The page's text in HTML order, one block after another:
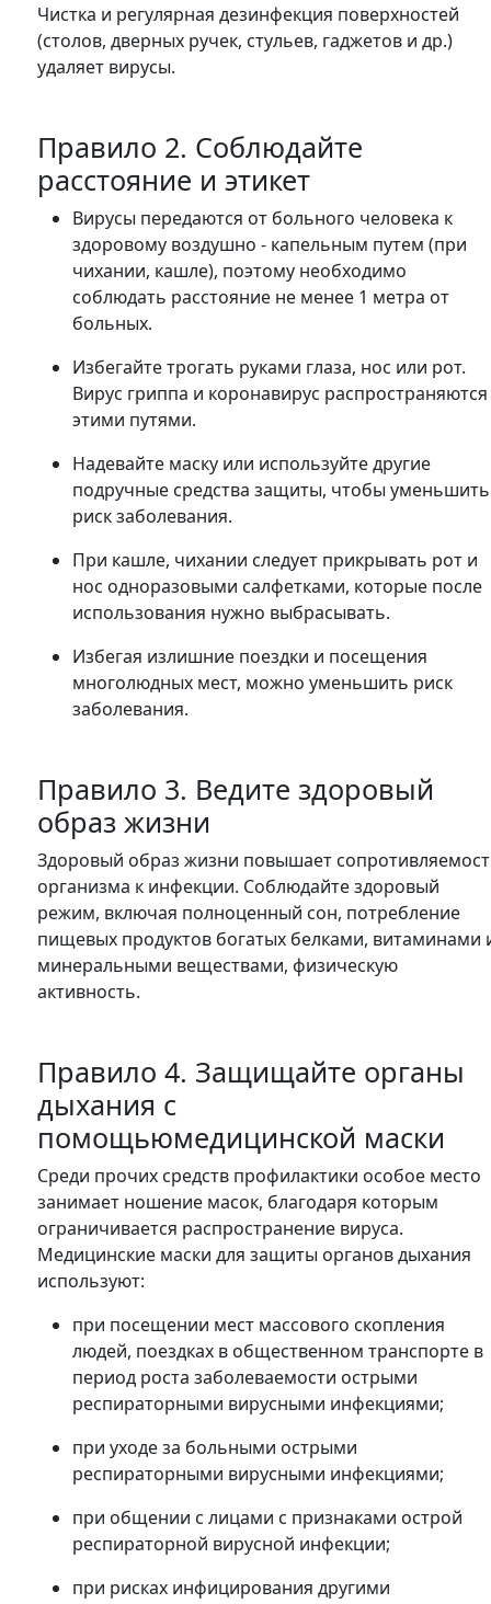
Чистка и регулярная дезинфекция поверхностей
(столов, дверных ручек, стульев, гаджетов и др.)
удаляет вирусы.
Правило 2. Соблюдайте
расстояние и этикет
Вирусы передаются от больного человека к
здоровому воздушно - капельным путем (при
чихании, кашле), поэтому необходимо
соблюдать расстояние не менее 1 метра от
больных.
Избегайте трогать руками глаза, нос или рот.
Вирус гриппа и коронавирус распространяются
этими путями.
Надевайте маску или используйте другие
подручные средства защиты, чтобы уменьшить
риск заболевания.
При кашле, чихании следует прикрывать рот и
нос одноразовыми салфетками, которые после
использования нужно выбрасывать.
Избегая излишние поездки и посещения
многолюдных мест, можно уменьшить риск
заболевания.
Правило 3. Ведите здоровый
образ жизни
Здоровый образ жизни повышает
организма к инфекции. Соблюдайте здоровый
режим, включая полноценный сон, потребление
пищевых продуктов богатых белками, витаминами
минеральными веществами, физическую
активность.
Правило 4. Защищайте органы
дыхания с
помощьюмедицинской маски
Среди прочих средств профилактики особое место
занимает ношение масок, благодаря которым
ограничивается распространение вируса.
Медицинские маски для защиты органов дыхания
используют:
при посещении мест массового скопления
людей, поездках в общественном транспорте в
период роста заболеваемости острыми
респираторными вирусными инфекциями;
при уходе за больными острыми
респираторными вирусными инфекциями;
при общении с лицами с признаками острой
респираторной вирусной инфекции;
при рисках инфицирования другими